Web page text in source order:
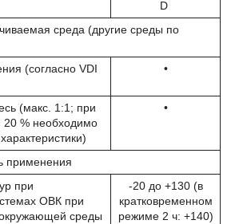
D
среда (другие среды по
(согласно VDI
•
(макс. 1:1; при
20 % необходимо
•
применения
при
ОВК при
среды
-20 до +130 (в
кратковременном
режиме 2 ч: +140)